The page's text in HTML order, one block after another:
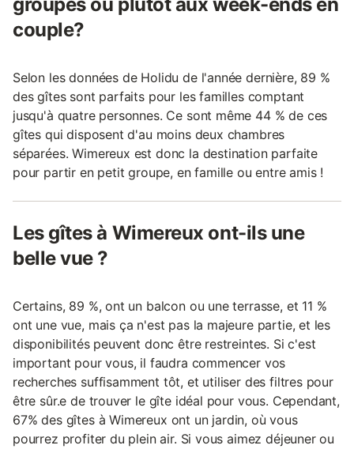
couple?
Selon les données de Holidu de l'année dernière, 89 %
des gîtes sont parfaits pour les familles comptant
jusqu'à quatre personnes. Ce sont même 44 % de ces
gîtes qui disposent d'au moins deux chambres
séparées. Wimereux est donc la destination parfaite
pour partir en petit groupe, en famille ou entre amis !
Les gîtes à Wimereux ont-ils une
belle vue ?
Certains, 89 %, ont un balcon ou une terrasse, et 11 %
ont une vue, mais ça n'est pas la majeure partie, et les
disponibilités peuvent donc être restreintes. Si c'est
important pour vous, il faudra commencer vos
recherches suffisamment tôt, et utiliser des filtres pour
être sûr.e de trouver le gîte idéal pour vous. Cependant,
67% des gîtes à Wimereux ont un jardin, où vous
pourrez profiter du plein air. Si vous aimez déjeuner ou